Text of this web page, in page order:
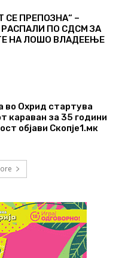
СЕ ПРЕПОЗНА“ –
РАСПАЛИ ПО СДСМ ЗА
НА ЛОШО ВЛАДЕЕЊЕ
во Охрид стартува
караван за 35 години
објави Скопје1.мк